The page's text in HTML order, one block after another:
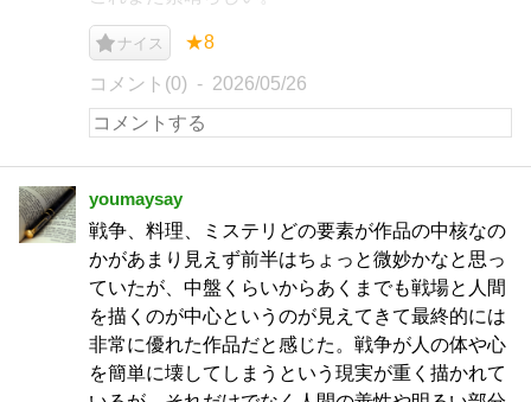
ナイス ★8
コメント(0) 2026/05/26
youmaysay
戦争、料理、ミステリどの要素が作品の中核なの
かがあまり見えず前半はちょっと微妙かなと思っ
ていたが、中盤くらいからあくまでも戦場と人間
を描くのが中心というのが見えてきて最終的には
非常に優れた作品だと感じた。戦争が人の体や心
を簡単に壊してしまうという現実が重く描かれて